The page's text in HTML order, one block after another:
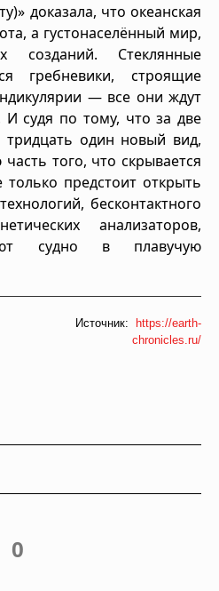
доказала, что океанская
а густонаселённый мир,
созданий. Стеклянные
гребневики, строящие
— все они ждут
И судя по тому, что за две
один новый вид,
того, что скрывается
только предстоит открыть
бесконтактного
анализаторов,
судно в плавучую
Источник:
https://earth-
chronicles.ru/
0